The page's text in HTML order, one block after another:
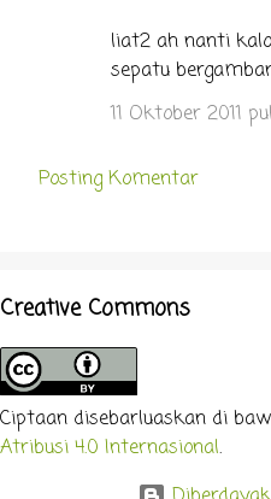
liat2 ah nanti
sepatu
11 Oktober 2011
Posting Komentar
Creative Commons
Ciptaan disebarluaskan di
Atribusi 4.0 Internasional.